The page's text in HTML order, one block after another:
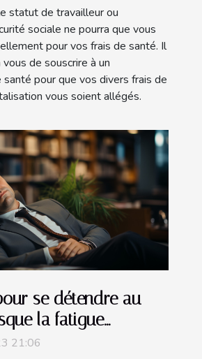
statut de travailleur ou
sociale ne pourra que vous
pour vos frais de santé. Il
vous de souscrire à un
pour que vos divers frais de
vous soient allégés.
se détendre au
la fatigue
21:06